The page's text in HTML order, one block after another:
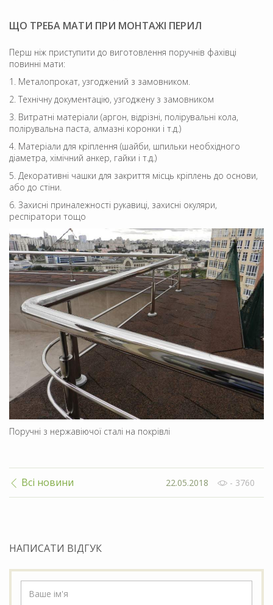
ЩО ТРЕБА МАТИ ПРИ МОНТАЖІ ПЕРИЛ
Перш ніж приступити до виготовлення поручнів фахівці
повинні мати:
1. Металопрокат, узгоджений з замовником.
2. Технічну документацію, узгоджену з замовником
3. Витратні матеріали (аргон, відрізні, полірувальні кола,
полірувальна паста, алмазні коронки і т.д.)
4. Матеріали для кріплення (шайби, шпильки необхідного
діаметра, хімічний анкер, гайки і т.д.)
5. Декоративні чашки для закриття місць кріплень до основи,
або до стіни.
6. Захисні приналежності рукавиці, захисні окуляри,
респіратори тощо
Поручні з нержавіючої сталі на покрівлі
Всі новини 22.05.2018 - 3760
НАПИСАТИ ВІДГУК